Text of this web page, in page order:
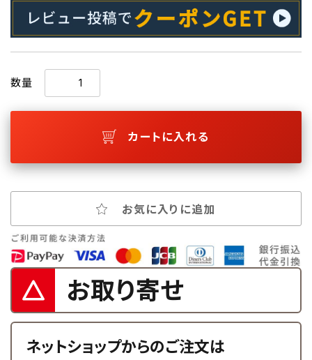
数量
カートに入れる
お気に入りに追加
お取り寄せ
ネットショップからのご注文は